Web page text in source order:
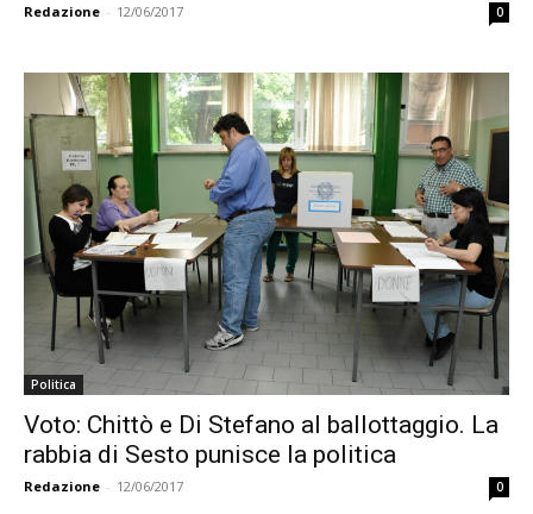
Redazione - 12/06/2017 0
Politica
Voto: Chittò e Di Stefano al ballottaggio. La
rabbia di Sesto punisce la politica
Redazione - 12/06/2017 0